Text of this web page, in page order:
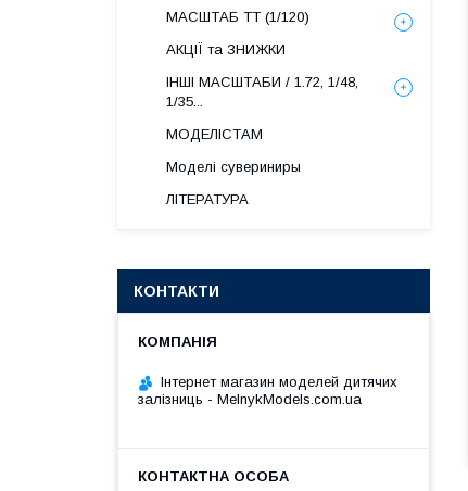
МАСШТАБ ТТ (1/120)
АКЦІЇ та ЗНИЖКИ
ІНШІ МАСШТАБИ / 1.72, 1/48,
1/35...
МОДЕЛІСТАМ
Моделі сувериниры
ЛІТЕРАТУРА
КОНТАКТИ
Інтернет магазин моделей дитячих
залізниць - MelnykModels.com.ua